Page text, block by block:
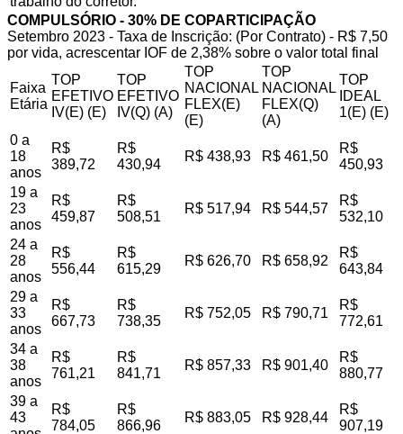
COMPULSÓRIO - 30% DE COPARTICIPAÇÃO
Setembro 2023 - Taxa de Inscrição: (Por Contrato) - R$ 7,50
por vida, acrescentar IOF de 2,38% sobre o valor total final
Faixa
Etária
TOP
EFETIVO
IV(E) (E)
TOP
EFETIVO
IV(Q) (A)
TOP
NACIONAL
FLEX(E)
(E)
TOP
NACIONAL
FLEX(Q)
(A)
TOP
IDEAL
1(E) (E)
0 a
18
anos
R$
389,72
R$
430,94
R$ 438,93 R$ 461,50
R$
450,93
19 a
23
anos
R$
459,87
R$
508,51
R$ 517,94 R$ 544,57
R$
532,10
24 a
28
anos
R$
556,44
R$
615,29
R$ 626,70 R$ 658,92
R$
643,84
29 a
33
anos
R$
667,73
R$
738,35
R$ 752,05 R$ 790,71
R$
772,61
34 a
38
anos
R$
761,21
R$
841,71
R$ 857,33 R$ 901,40
R$
880,77
39 a
43
R$
784,05
R$
866,96
R$ 883,05 R$ 928,44
R$
907,19